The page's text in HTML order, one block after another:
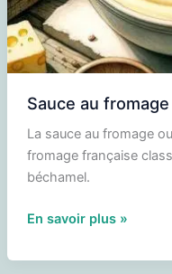
Sauce au
La sauce au fromage
fromage française
béchamel.
Sauce
fromage
En savoir plus »